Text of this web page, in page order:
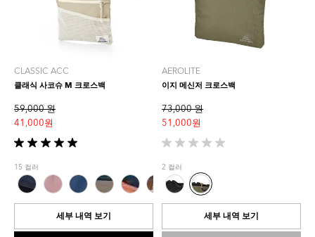
CLASSIC ACC
클래식 사코슈 M 크로스백
59,000 원
41,000 원
별
5
개
중
5.0
입
15 컬러
세부 내역 보기
AEROLITE
이지 메신저 크로스백
73,000 원
51,000 원
별
5
개
중
0.0
입
2 컬러
세부 내역 보기